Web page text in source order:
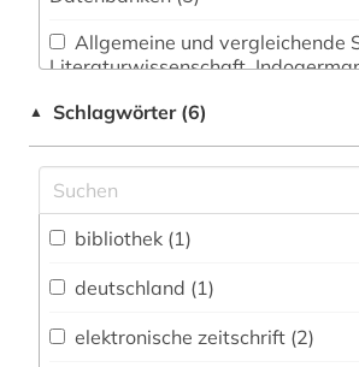
Literaturwissenschaft.
Anglistik. Amerikanistik (5)
▲ Schlagwörter (6)
bibliothek (1)
deutschland (1)
elektronische zeitschrift (2)